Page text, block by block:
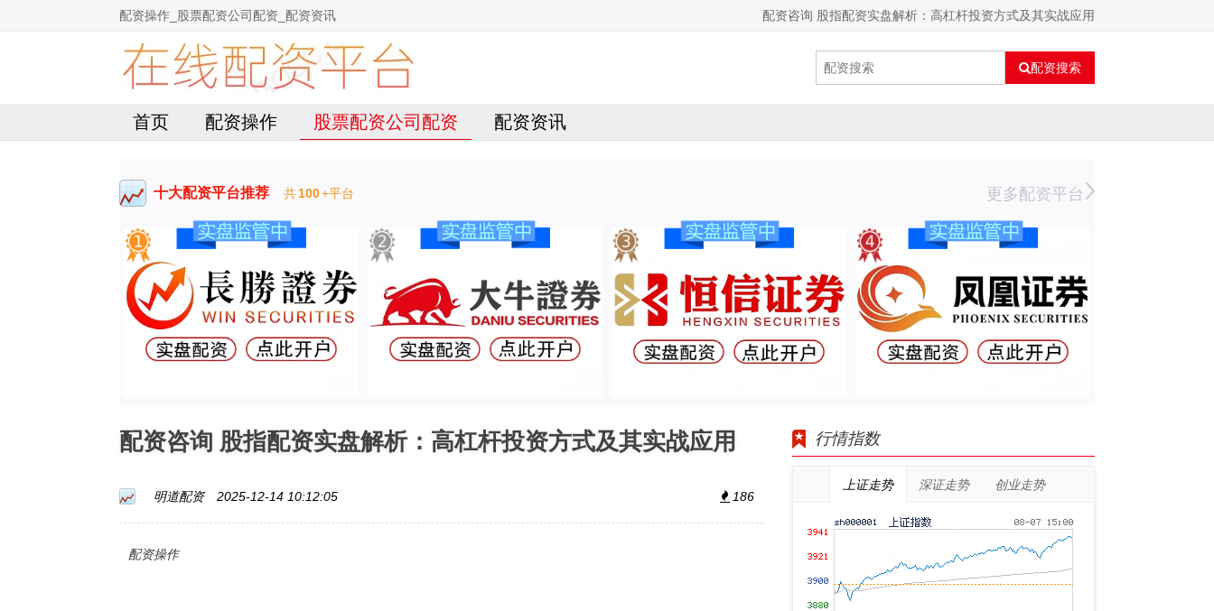
配资操作_股票配资公司配资_配资资讯 配资咨询 股指配资实盘解析：高杠杆投资方式及其实战应用
配资搜索
首页 配资操作 股票配资公司配资 配资资讯
十大配资平台推荐 共100+平台 更多配资平台
配资咨询 股指配资实盘解析：高杠杆投资方式及其实战应用
明道配资 2025-12-14 10:12:05 186
配资操作
行情指数
上证走势 深证走势 创业走势